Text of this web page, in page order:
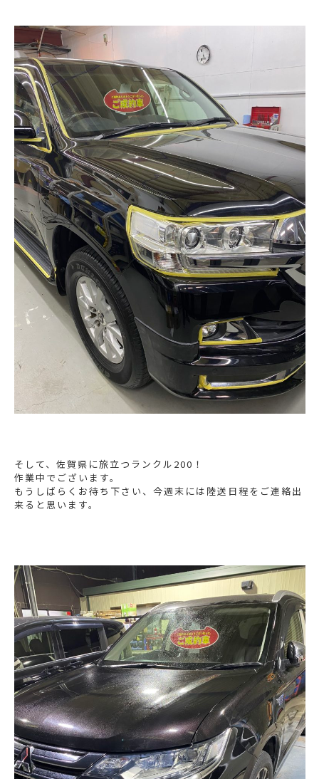
そして、佐賀県に旅立つランクル200！
作業中でございます。
もうしばらくお待ち下さい、今週末には陸送日程をご連絡出
来ると思います。